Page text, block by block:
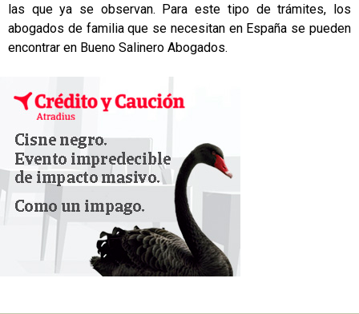
las que ya se observan. Para este tipo de trámites, los
abogados de familia que se necesitan en España se pueden
encontrar en Bueno Salinero Abogados.